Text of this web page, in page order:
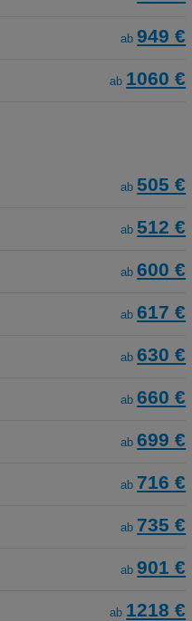
ab 949 €
ab 1060 €
ab 505 €
ab 512 €
ab 600 €
ab 617 €
ab 630 €
ab 660 €
ab 699 €
ab 716 €
ab 735 €
ab 901 €
ab 1218 €